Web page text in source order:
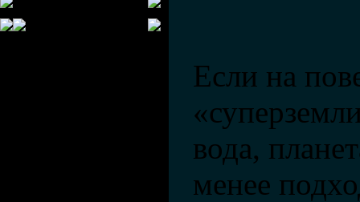
Если на
вода,
менее